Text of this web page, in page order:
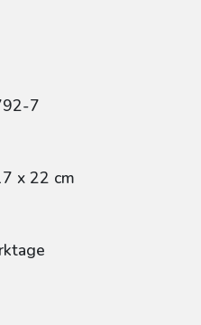
7
x 22 cm